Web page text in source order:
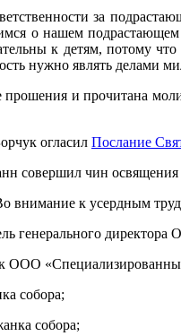
за
о нашем
к детям, потому что
нужно являть делами
и прочитана
огласил Послание
совершил чин освящения
внимание к усердным
генерального
ООО
собора;
собора;